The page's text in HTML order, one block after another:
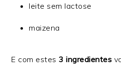
leite sem lactose
maizena
E com estes 3 ingredientes